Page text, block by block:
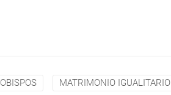
OBISPOS MATRIMONIO IGUALITARIO